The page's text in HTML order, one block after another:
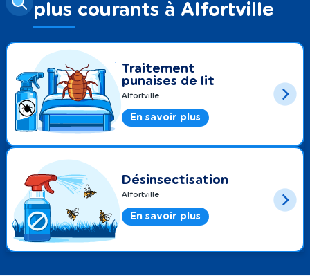
plus courants à Alfortville
Traitement
punaises de lit
Alfortville
En savoir plus
Désinsectisation
Alfortville
En savoir plus